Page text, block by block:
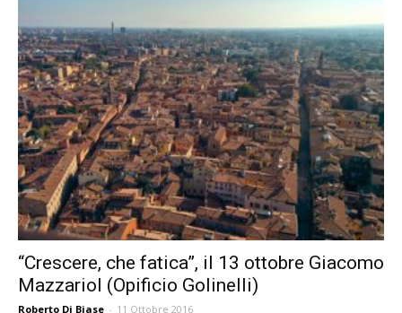
“Crescere, che fatica”, il 13 ottobre Giacomo
Mazzariol (Opificio Golinelli)
Roberto Di Biase - 11 Ottobre 2016